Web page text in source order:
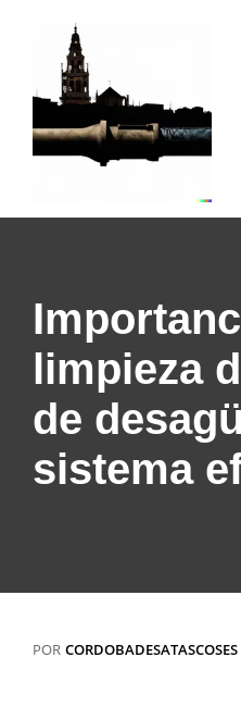
contenido
limpieza
de
sistema
POR CORDOBADESATASCOSES